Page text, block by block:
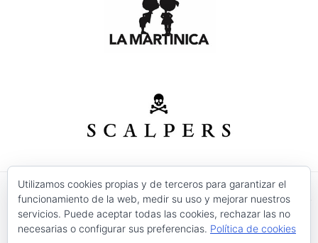
© 2026 Modas Isabel - C/ Verónica Nº 30 - CP. 30520 -
Jumilla (Murcia)
Precios válidos salvo error tipográfico o fin de
Utilizamos cookies propias y de terceros para garantizar el
funcionamiento de la web, medir su uso y mejorar nuestros
servicios. Puede aceptar todas las cookies, rechazar las no
necesarias o configurar sus preferencias. Política de cookies